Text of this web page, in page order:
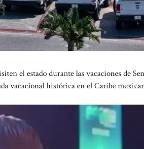
el estado durante las vacaciones de
vacacional histórica en el Caribe